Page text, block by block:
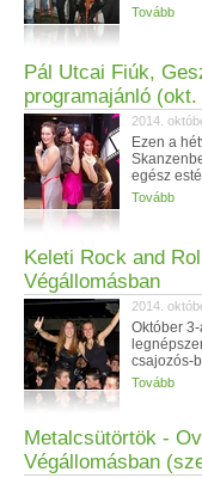
Tovább
Pál Utcai Fiúk,
programajánló (okt.
2014.
Ezen a
egész
Tovább
Keleti Rock and
Végállomásban
2014.
Október
csajozós-
Tovább
Metalcsütörtök -
Végállomásban